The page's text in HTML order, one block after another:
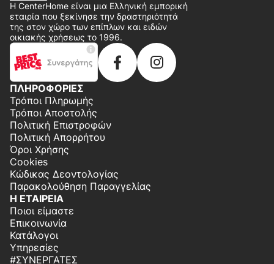
Η CenterHome είναι μια Ελληνική εμπορική
εταιρία που ξεκίνησε την δραστηριότητά
της στον χώρο των επίπλων και ειδών
οικιακής χρήσεως το 1996.
ΠΛΗΡΟΦΟΡΙΕΣ
Τρόποι Πληρωμής
Τρόποι Αποστολής
Πολιτική Επιστροφών
Πολιτική Απορρήτου
Όροι Χρήσης
Cookies
Κώδικας Δεοντολογίας
Παρακολούθηση Παραγγελίας
Η ΕΤΑΙΡΕΙΑ
Ποιοι είμαστε
Επικοινωνία
Κατάλογοι
Υπηρεσίες
#ΣΥΝΕΡΓΆΤΕΣ